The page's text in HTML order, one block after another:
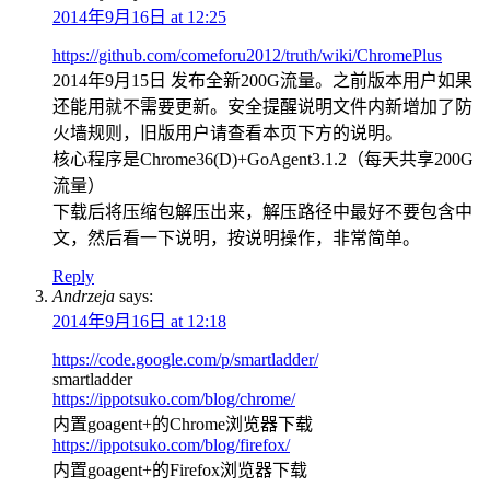
2014年9月16日 at 12:25
https://github.com/comeforu2012/truth/wiki/ChromePlus
2014年9月15日 发布全新200G流量。之前版本用户如果
还能用就不需要更新。安全提醒说明文件内新增加了防
火墙规则，旧版用户请查看本页下方的说明。
核心程序是Chrome36(D)+GoAgent3.1.2（每天共享200G
流量）
下载后将压缩包解压出来，解压路径中最好不要包含中
文，然后看一下说明，按说明操作，非常简单。
Reply
Andrzeja says:
2014年9月16日 at 12:18
https://code.google.com/p/smartladder/
smartladder
https://ippotsuko.com/blog/chrome/
内置goagent+的Chrome浏览器下载
https://ippotsuko.com/blog/firefox/
内置goagent+的Firefox浏览器下载